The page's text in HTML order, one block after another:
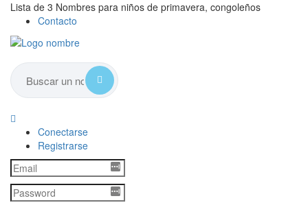
Lista de 3 Nombres para niños de primavera, congoleños
Contacto
Conectarse
Registrarse